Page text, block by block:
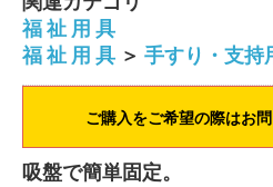
福 祉 用 具
福 祉 用 具 ＞ 手すり・支持
ご購入をご希望の際はお
吸盤で簡単固定。